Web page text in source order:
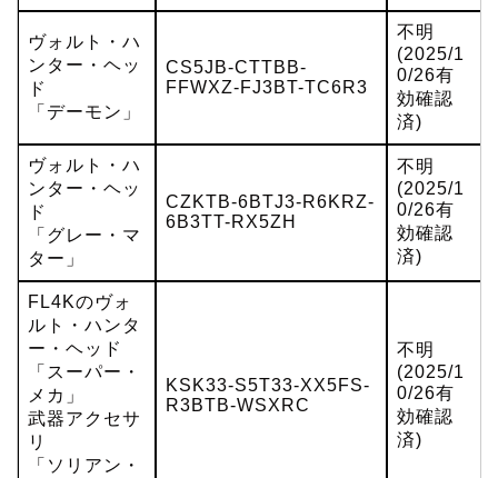
ヴォルト・ハ
ンター・ヘッ
ド
「デーモン」
CS5JB-CTTBB-
FFWXZ-FJ3BT-TC6R3
不明
(2025/1
0/26有
効確認
済)
ヴォルト・ハ
ンター・ヘッ
ド
「グレー・マ
ター」
CZKTB-6BTJ3-R6KRZ-
6B3TT-RX5ZH
不明
(2025/1
0/26有
効確認
済)
FL4Kのヴォ
ルト・ハンタ
ー・ヘッド
「スーパー・
メカ」
武器アクセサ
リ
「ソリアン・
KSK33-S5T33-XX5FS-
R3BTB-WSXRC
不明
(2025/1
0/26有
効確認
済)